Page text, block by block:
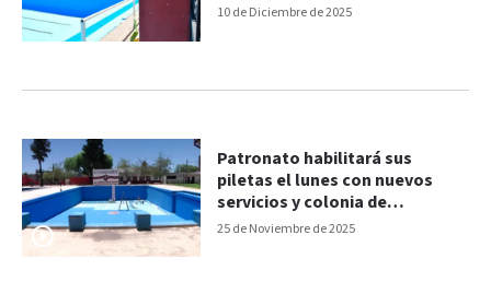
10 de Diciembre de 2025
25 de Noviembre de 2025
Patronato habilitará sus
piletas el lunes con nuevos
servicios y colonia de
vacaciones